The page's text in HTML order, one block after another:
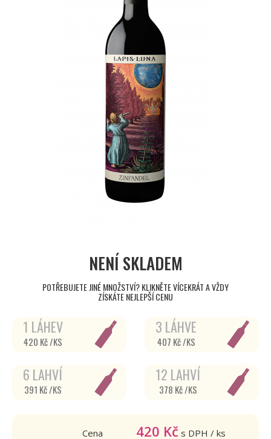
NENÍ SKLADEM
POTŘEBUJETE JINÉ MNOŽSTVÍ? KLIKNĚTE VÍCEKRÁT A VŽDY
ZÍSKÁTE NEJLEPŠÍ CENU
1 LÁHEV
420 Kč /KS
3 LÁHVE
407 Kč /KS
6 LAHVÍ
391 Kč /KS
12 LAHVÍ
378 Kč /KS
Cena 420 Kč s DPH / ks